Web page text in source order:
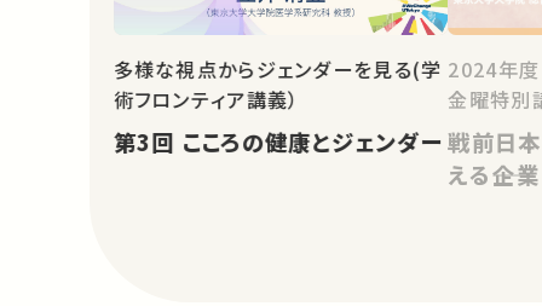
多様な視点からジェンダーを見る(学
術フロンティア講義）
第3回 こころの健康とジェンダー
2024年度
金曜特別
戦前日
える――企